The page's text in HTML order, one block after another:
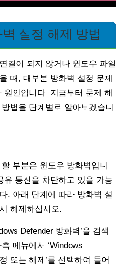
설정 해제 방법
결이 되지 않거나 윈도우 파일
때, 대부분 방화벽 설정 문제
원인입니다. 지금부터 문제 해
법을 단계별로 알아보겠습니
부분은 윈도우 방화벽입니
유 통신을 차단하고 있을 가능
. 아래 단계에 따라 방화벽 설
해제하십시오.
Defender 방화벽’을 검색
메뉴에서 ‘Windows
또는 해제’를 선택하여 들어